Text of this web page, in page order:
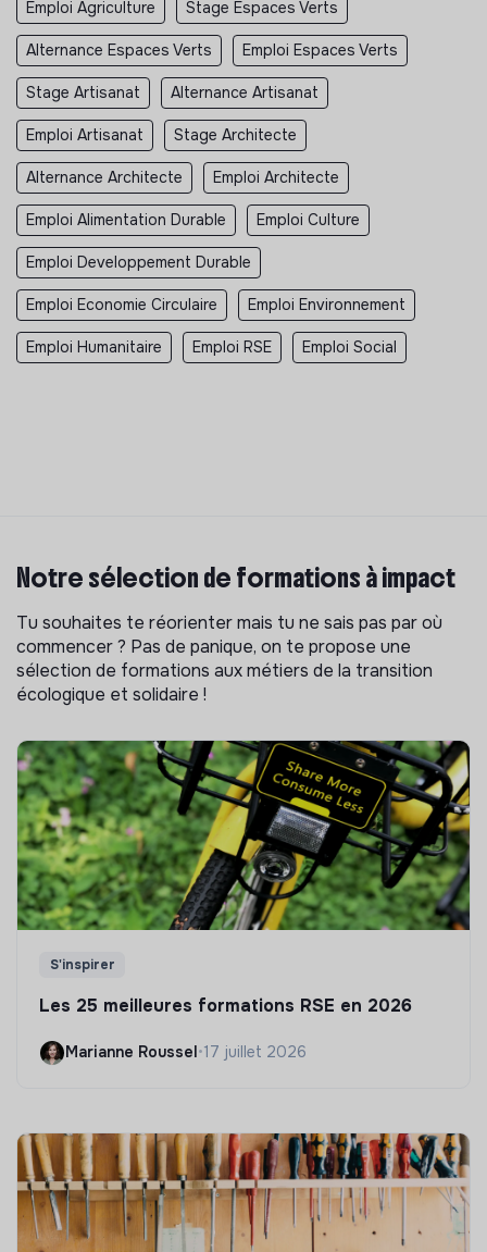
Emploi Agriculture Stage Espaces Verts
Alternance Espaces Verts Emploi Espaces Verts
Stage Artisanat Alternance Artisanat
Emploi Artisanat Stage Architecte
Alternance Architecte Emploi Architecte
Emploi Alimentation Durable Emploi Culture
Emploi Developpement Durable
Emploi Economie Circulaire Emploi Environnement
Emploi Humanitaire Emploi RSE Emploi Social
Notre sélection de formations à impact
Tu souhaites te réorienter mais tu ne sais pas par où
commencer ? Pas de panique, on te propose une
sélection de formations aux métiers de la transition
écologique et solidaire !
S'inspirer
Les 25 meilleures formations RSE en 2026
Marianne Roussel •17 juillet 2026